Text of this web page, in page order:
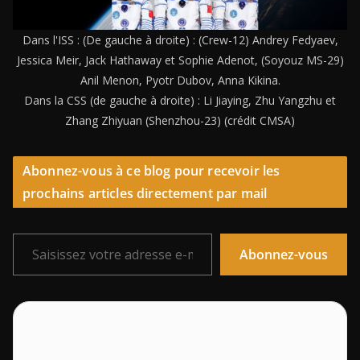
Dans l'ISS : (De gauche à droite) : (Crew-12) Andrey Fedyaev,
Jessica Meir, Jack Hathaway et Sophie Adenot, (Soyouz MS-29)
Anil Menon, Pyotr Dubov, Anna Kikina.
Dans la CSS (de gauche à droite) : Li Jiaying, Zhu Yangzhu et
Zhang Zhiyuan (Shenzhou-23) (crédit CMSA)
Abonnez-vous à ce blog pour recevoir les
prochains articles directement par mail
Saisissez votre adresse e-mail…
Abonnez-vous